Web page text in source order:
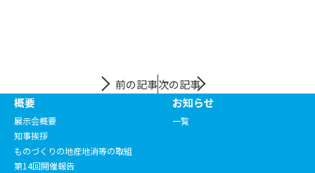
前の記事次の記事
概要
展示会概要
知事挨拶
ものづくりの地産地消等の取組
第14回開催報告
お知らせ
一覧